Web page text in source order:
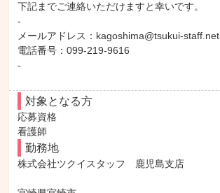
下記までご連絡いただけますと幸いです。
-
メールアドレス：kagoshima@tsukui-staff.net
電話番号：099-219-9616
-
対象となる方
応募資格
看護師
勤務地
株式会社ツクイスタッフ　鹿児島支店